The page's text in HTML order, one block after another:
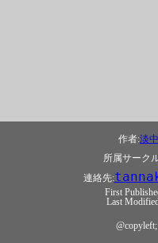
作者:淡
所属サーク
連絡先:
First
Last